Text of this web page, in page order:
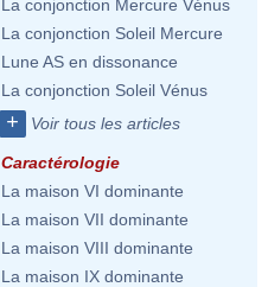
La conjonction Mercure Vénus
La conjonction Soleil Mercure
Lune AS en dissonance
La conjonction Soleil Vénus
+ Voir tous les articles
Caractérologie
La maison VI dominante
La maison VII dominante
La maison VIII dominante
La maison IX dominante